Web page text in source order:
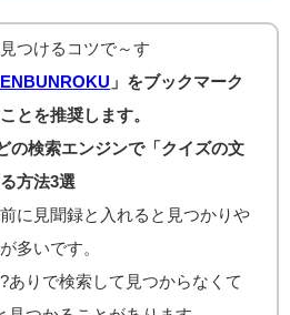
つけるコツで～す
」をブックマーク
とを推奨します。
の検索エンジンで「クイズの文
方法3選
に見聞録と入れると見つかりや
多いです。
ありで検索して見つからなくて